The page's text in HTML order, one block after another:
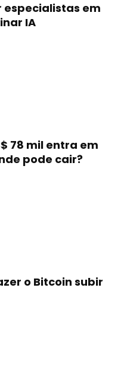
especialistas em
IA
78 mil entra em
pode cair?
o Bitcoin subir